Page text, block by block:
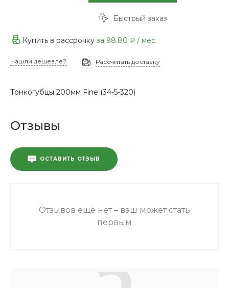
Быстрый заказ
Купить в рассрочку за 98.80 ₽ / мес.
Нашли дешевле? Рассчитать доставку
Тонкогубцы 200мм Fine (34-5-320)
Отзывы
ОСТАВИТЬ ОТЗЫВ
Отзывов ещё нет – ваш может стать
первым